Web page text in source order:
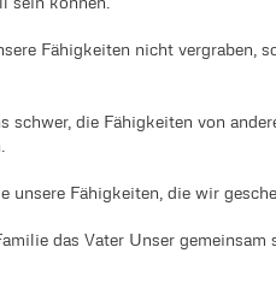
Fähigkeiten nicht vergraben,
schwer, die Fähigkeiten von
unsere Fähigkeiten, die wir
das Vater Unser gemeinsam